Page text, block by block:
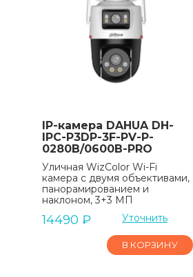
IP-камера DAHUA DH-
IPC-P3DP-3F-PV-P-
0280B/0600B-PRO
Уличная WizColor Wi-Fi
камера с двумя объективами,
панорамированием и
наклоном, 3+3 МП
14490 ₽ Уточнить
В КОРЗИНУ